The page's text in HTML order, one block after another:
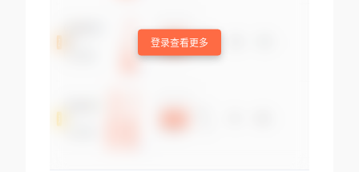
登录查看更多